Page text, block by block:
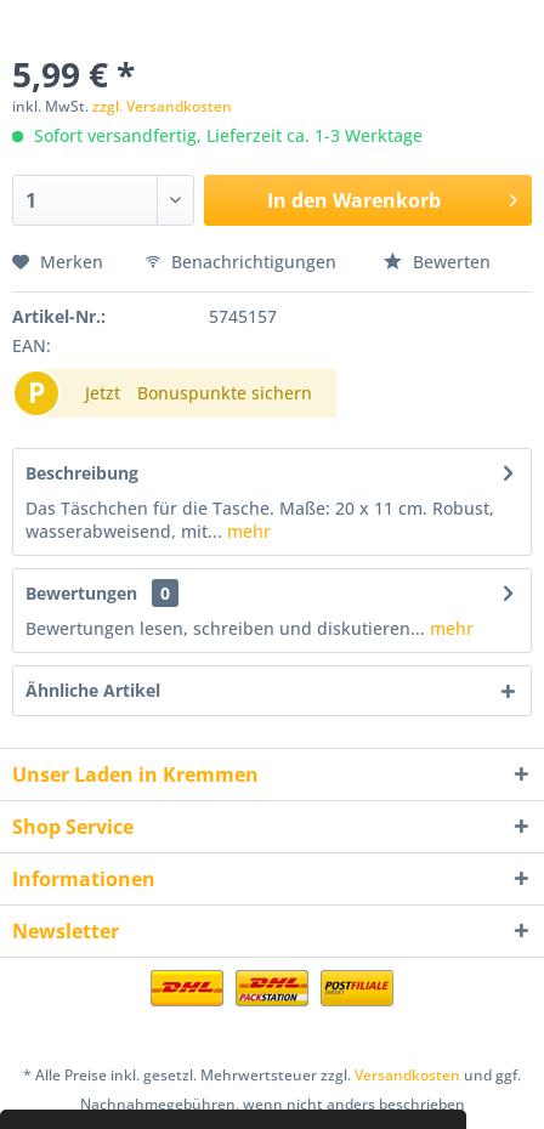
5,99 € *
inkl. MwSt.zzgl. Versandkosten
Sofort versandfertig, Lieferzeit ca. 1-3 Werktage
In den Warenkorb
Merken Benachrichtigungen Bewerten
Artikel-Nr.:
5745157
EAN:
P Jetzt Bonuspunkte sichern
Beschreibung
Das Täschchen für die Tasche. Maße: 20 x 11 cm. Robust,
wasserabweisend, mit... mehr
Bewertungen
0
Bewertungen lesen, schreiben und diskutieren... mehr
Ähnliche Artikel
Unser Laden in Kremmen
Shop Service
Informationen
Newsletter
* Alle Preise inkl. gesetzl. Mehrwertsteuer zzgl.Versandkosten und ggf.
Nachnahmegebühren, wenn nicht anders beschrieben